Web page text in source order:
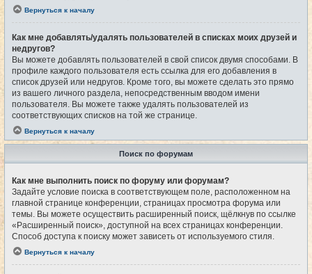
Вернуться к началу
Как мне добавлять/удалять пользователей в списках моих друзей и
недругов?
Вы можете добавлять пользователей в свой список двумя способами. В
профиле каждого пользователя есть ссылка для его добавления в
список друзей или недругов. Кроме того, вы можете сделать это прямо
из вашего личного раздела, непосредственным вводом имени
пользователя. Вы можете также удалять пользователей из
соответствующих списков на той же странице.
Вернуться к началу
Поиск по форумам
Как мне выполнить поиск по форуму или форумам?
Задайте условие поиска в соответствующем поле, расположенном на
главной странице конференции, страницах просмотра форума или
темы. Вы можете осуществить расширенный поиск, щёлкнув по ссылке
«Расширенный поиск», доступной на всех страницах конференции.
Способ доступа к поиску может зависеть от используемого стиля.
Вернуться к началу